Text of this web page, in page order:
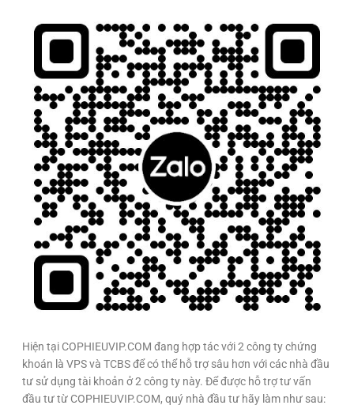
Hiện tại COPHIEUVIP.COM đang hợp tác với 2 công ty chứng
khoán là VPS và TCBS để có thể hỗ trợ sâu hơn với các nhà đầu
tư sử dụng tài khoản ở 2 công ty này. Để được hỗ trợ tư vấn
đầu tư từ COPHIEUVIP.COM, quý nhà đầu tư hãy làm như sau: